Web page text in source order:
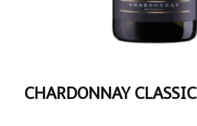
CHARDONNAY CLASSIC